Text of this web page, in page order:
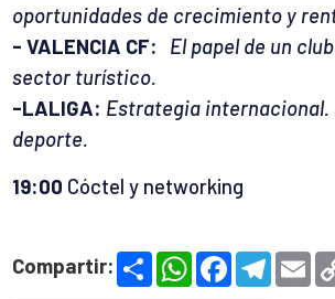
oportunidades de crecimiento y
- VALENCIA CF: El papel de un
sector turístico.
-LALIGA: Estrategia internacional.
deporte.
19:00 Cóctel y networking
Compartir:
S
h
W
h
F
T
e
E
m